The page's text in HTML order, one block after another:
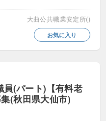
大曲公共職業安定所()
お気に入り
(パート)【有料老
(秋田県大仙市)